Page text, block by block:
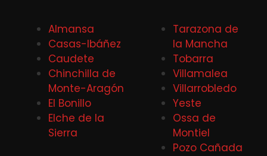
Almansa
Casas-Ibáñez
Caudete
Chinchilla de
Monte-Aragón
El Bonillo
Elche de la
Sierra
Tarazona de
la Mancha
Tobarra
Villamalea
Villarrobledo
Yeste
Ossa de
Montiel
Pozo Cañada